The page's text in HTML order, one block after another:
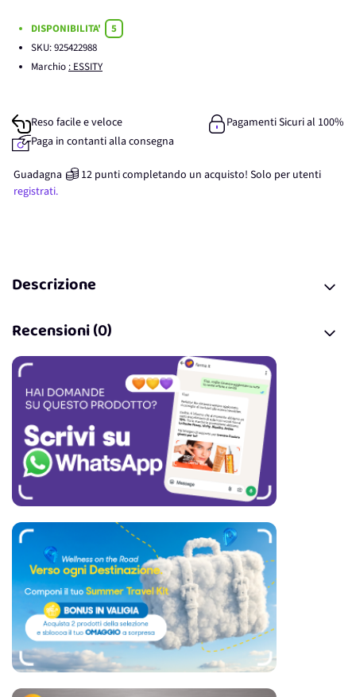
DISPONIBILITA'
5
SKU:925422988
Marchio : ESSITY
Reso facile e veloce
Pagamenti Sicuri al 100%
Paga in contanti alla consegna
Guadagna 12 punticompletando un acquisto! Solo per utenti
registrati.
Descrizione
Recensioni (0)